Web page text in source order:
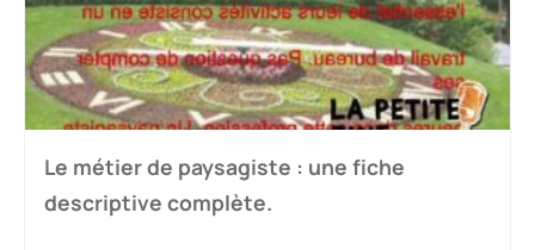
Le métier de paysagiste : une fiche
descriptive complète.